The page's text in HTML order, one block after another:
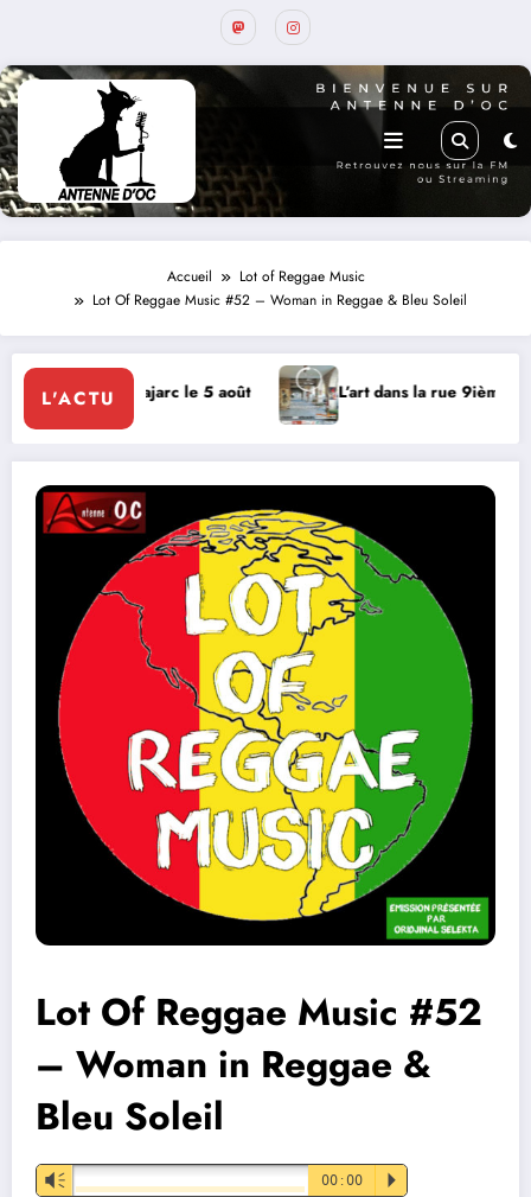
Accueil
Lot of Reggae Music
Lot Of Reggae Music #52 – Woman in Reggae & Bleu Soleil
L'ACTU
août L’art dans la rue 9ième édition à Castelnau-Montratier
Lot Of Reggae Music #52
– Woman in Reggae &
Bleu Soleil
Vm 00:00 P